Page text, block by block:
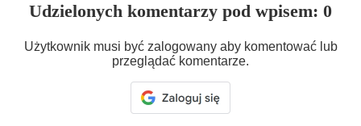
Udzielonych komentarzy pod wpisem: 0
Użytkownik musi być zalogowany aby komentować lub
przeglądać komentarze.